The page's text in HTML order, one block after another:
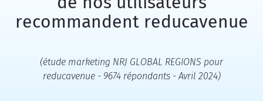
recommandent reducavenue
(étude marketing NRJ GLOBAL REGIONS pour
reducavenue - 9674 répondants - Avril 2024)